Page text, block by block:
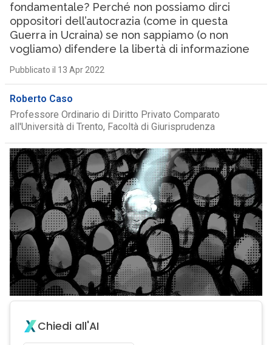
fondamentale? Perché non possiamo dirci
oppositori dell’autocrazia (come in questa
Guerra in Ucraina) se non sappiamo (o non
vogliamo) difendere la libertà di informazione
Pubblicato il 13 Apr 2022
Roberto Caso
Professore Ordinario di Diritto Privato Comparato
all'Università di Trento, Facoltà di Giurisprudenza
Chiedi all'AI